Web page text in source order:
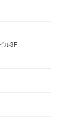
ル3F